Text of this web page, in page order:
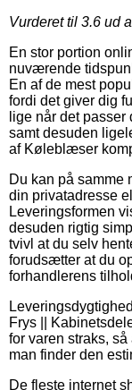
Vurderet til 3.6 ud
En stor portion
nuværende
En af de mest
fordi det giver dig
lige når det
samt desuden
af Køleblæser
Du kan på samme
din privatadresse
Leveringsformen
desuden rigtig
tvivl at du selv
forudsætter at du
forhandlerens
Frys ||
for varen straks,
man finder den
De fleste internet